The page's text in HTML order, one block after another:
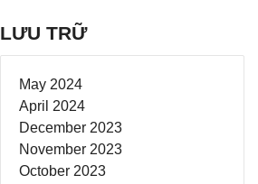
LƯU TRỮ
May 2024
April 2024
December 2023
November 2023
October 2023